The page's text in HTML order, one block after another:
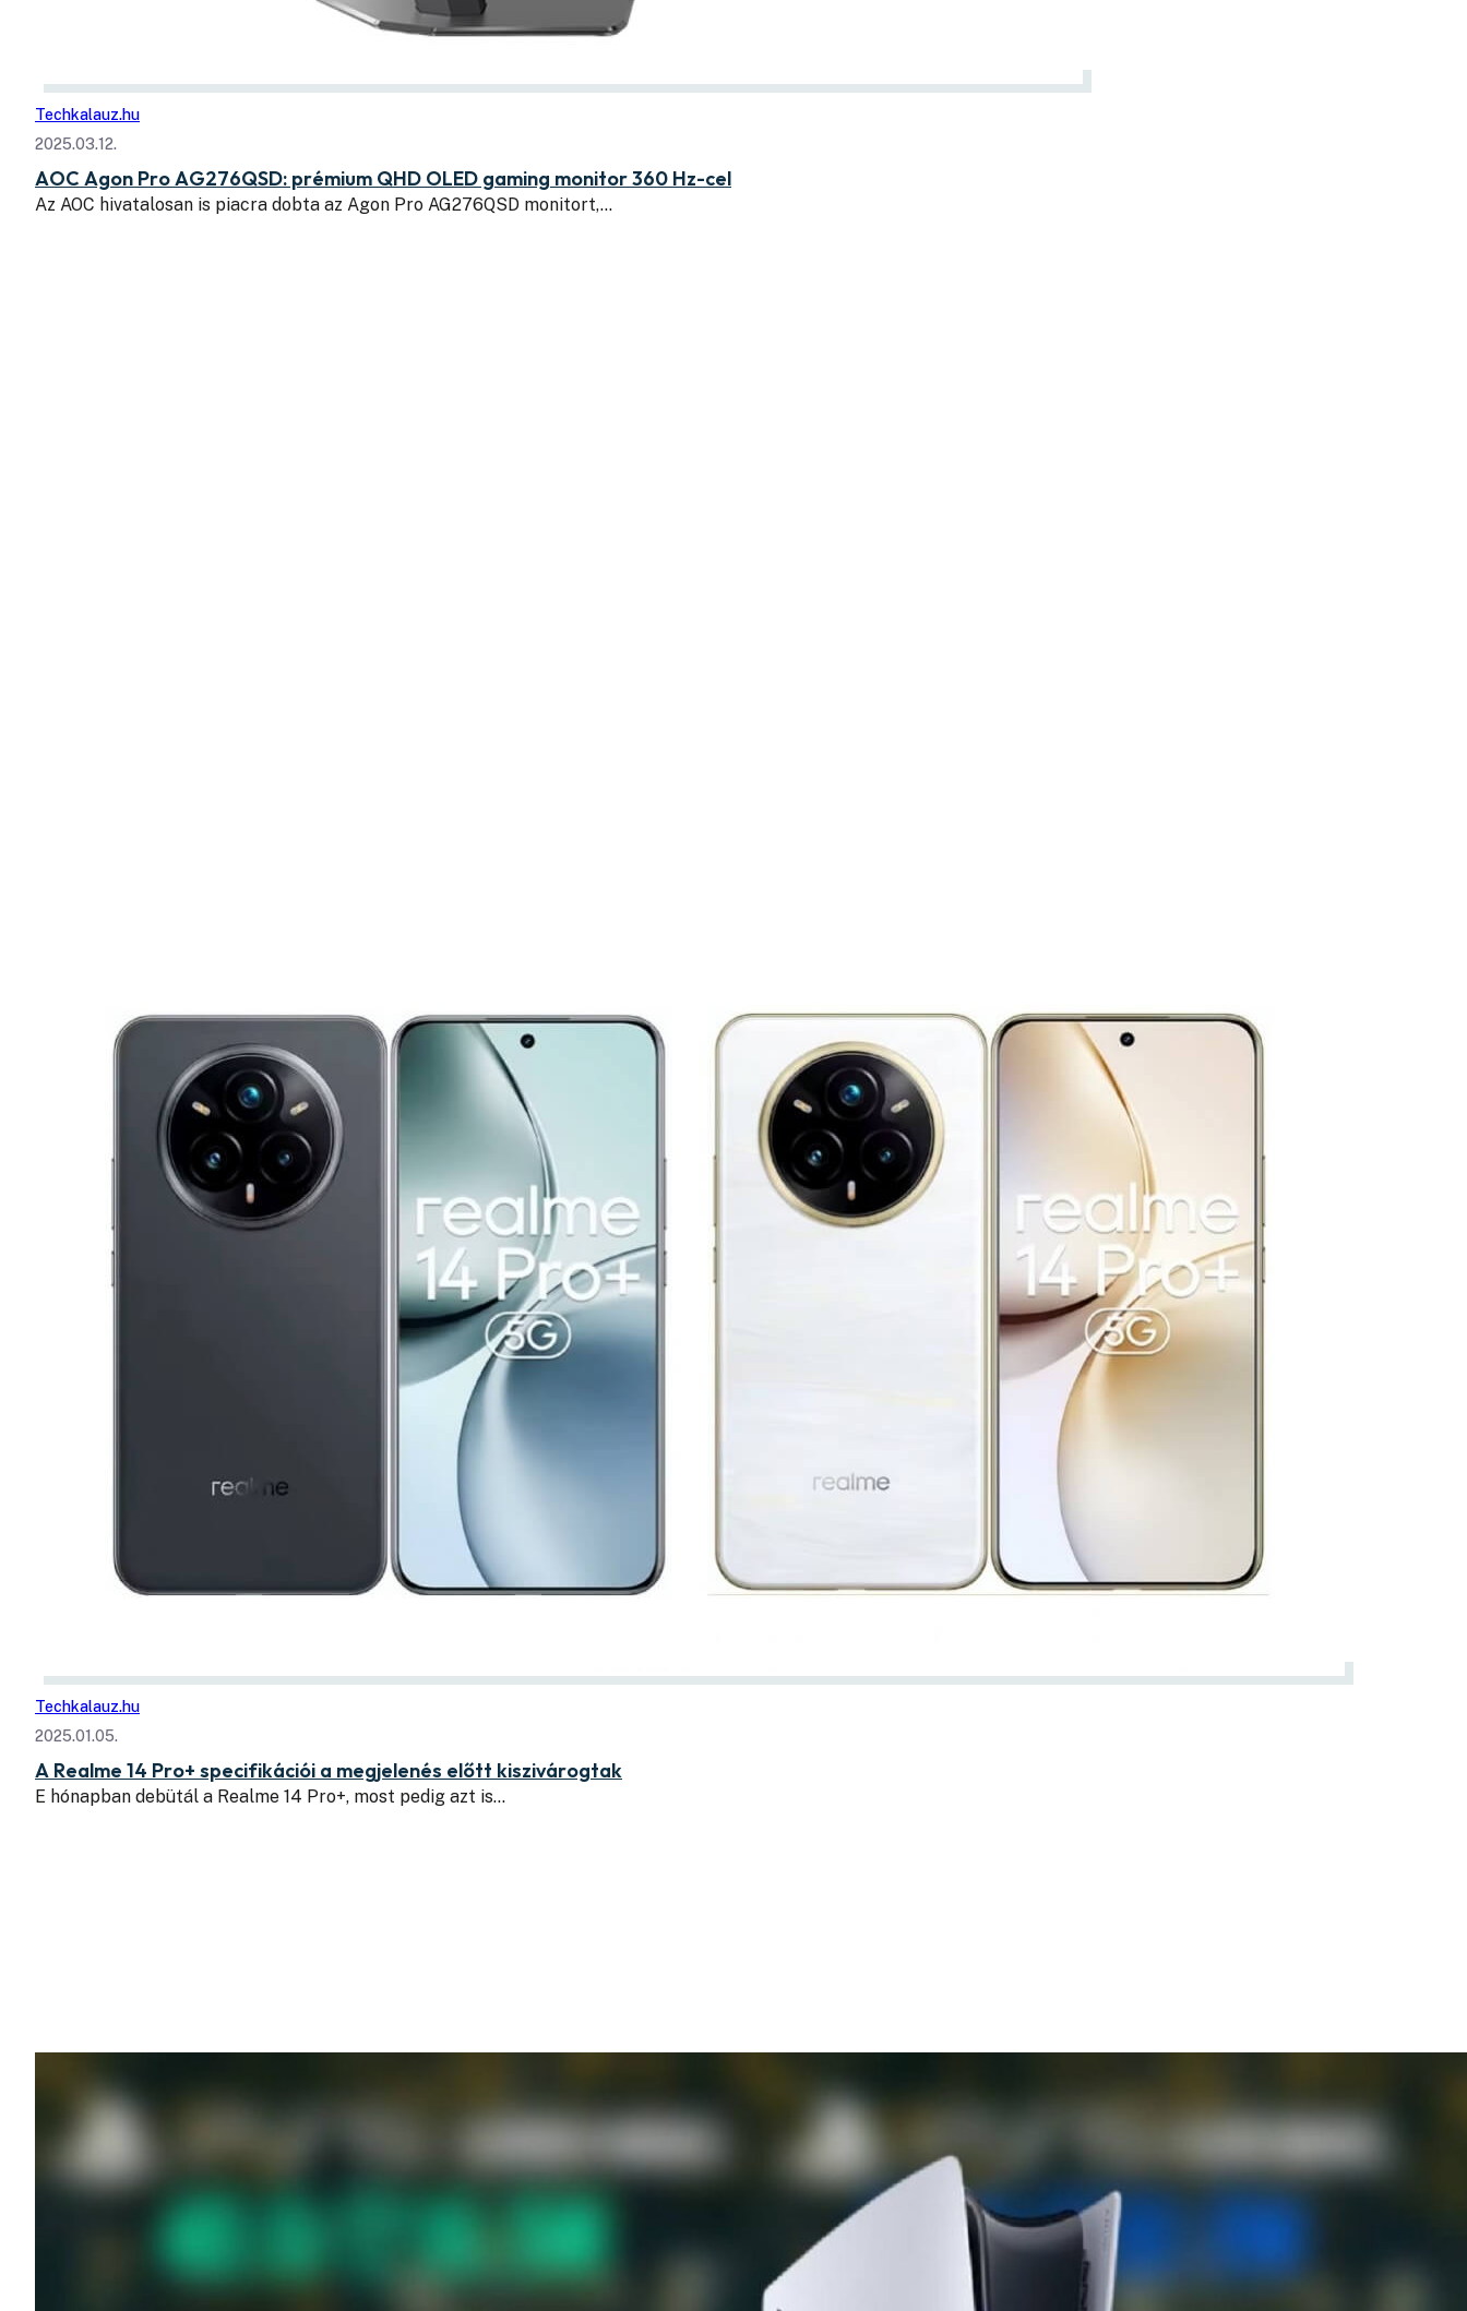
Techkalauz.hu
2025.03.12.
AOC Agon Pro AG276QSD: prémium QHD OLED gaming monitor 360 Hz-cel
Az AOC hivatalosan is piacra dobta az Agon Pro AG276QSD monitort,…
Techkalauz.hu
2025.01.05.
A Realme 14 Pro+ specifikációi a megjelenés előtt kiszivárogtak
E hónapban debütál a Realme 14 Pro+, most pedig azt is…